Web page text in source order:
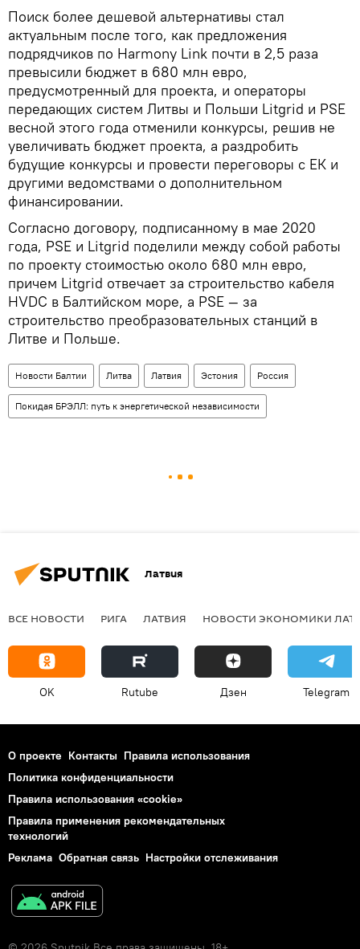
Поиск более дешевой альтернативы стал
актуальным после того, как предложения
подрядчиков по Harmony Link почти в 2,5 раза
превысили бюджет в 680 млн евро,
предусмотренный для проекта, и операторы
передающих систем Литвы и Польши Litgrid и PSE
весной этого года отменили конкурсы, решив не
увеличивать бюджет проекта, а раздробить
будущие конкурсы и провести переговоры с ЕК и
другими ведомствами о дополнительном
финансировании.
Согласно договору, подписанному в мае 2020
года, PSE и Litgrid поделили между собой работы
по проекту стоимостью около 680 млн евро,
причем Litgrid отвечает за строительство кабеля
HVDC в Балтийском море, а PSE — за
строительство преобразовательных станций в
Литве и Польше.
Новости Балтии Литва Латвия Эстония Россия
Покидая БРЭЛЛ: путь к энергетической независимости
Латвия
ВСЕ НОВОСТИ РИГА ЛАТВИЯ НОВОСТИ ЭКОНОМИКИ
OK Rutube Дзен Telegram
О проекте Контакты Правила использования
Политика конфиденциальности
Правила использования «cookie»
Правила применения рекомендательных
технологий
Реклама Обратная связь Настройки отслеживания